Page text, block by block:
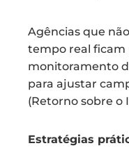
Agências que
tempo real ficam
monitoramento
para ajustar
(Retorno sobre o
Estratégias